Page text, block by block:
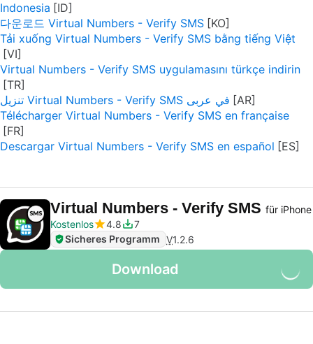
Indonesia
다운로드 Virtual Numbers - Verify SMS
Tải xuống Virtual Numbers - Verify SMS bằng tiếng Việt
Virtual Numbers - Verify SMS uygulamasını türkçe indirin
تنزيل Virtual Numbers - Verify SMS في عربى
Télécharger Virtual Numbers - Verify SMS en française
Descargar Virtual Numbers - Verify SMS en español
Virtual Numbers - Verify SMS für iPhone
Kostenlos
4.8
7
Sicheres Programm V1.2.6
Download